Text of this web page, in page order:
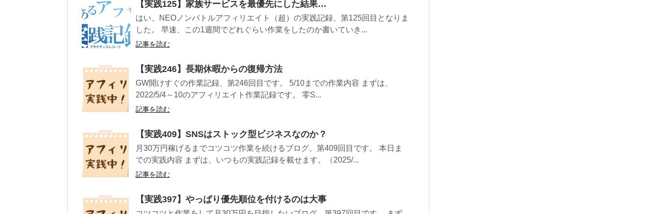
【実践125】家族サービスを最優先にした結果…
はい、NEOノンバトルアフィリエイト（超）の実践記録、第125回目となりま
した。 早速、この1週間でどれぐらい作業をしたのか書いていき...
記事を読む
【実践246】長期休暇からの復帰方法
GW開けすぐの作業記録、第246回目です。 5/10までの作業内容 まずは、
2022/5/4～10のアフィリエイト作業記録です。 零S...
記事を読む
【実践409】SNSはストック型ビジネスなのか？
月30万円稼げるまでコツコツ作業を続けるブログ、第409回目です。 本日ま
での実践内容 まずは、いつもの実践記録を載せます。（2025/...
記事を読む
【実践397】やっぱり優先順位を付けるのは大事